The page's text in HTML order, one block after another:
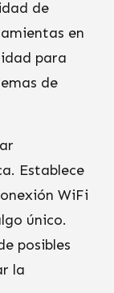
de
en
para
de
Establece
WiFi
único.
posibles
la